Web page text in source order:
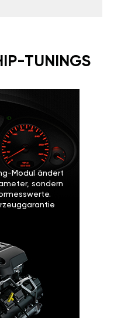
TUNINGS
Modul ändert
sondern